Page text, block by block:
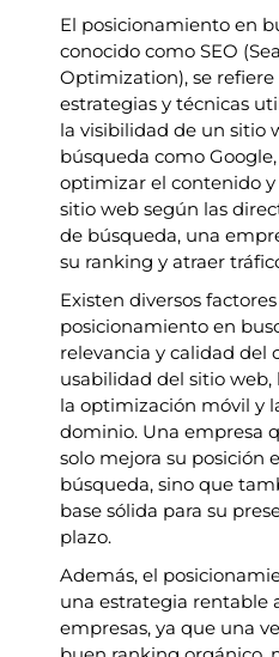
El posicionamiento en
conocido como SEO
Optimization), se
estrategias y técnicas
la visibilidad de un sitio
búsqueda como
optimizar el contenido
sitio web según las
de búsqueda, una
su ranking y atraer
Existen diversos
posicionamiento en
relevancia y calidad del
usabilidad del sitio web,
la optimización móvil y
dominio. Una empresa
solo mejora su posición
búsqueda, sino que
base sólida para su
plazo.
Además, el
una estrategia rentable
empresas, ya que una